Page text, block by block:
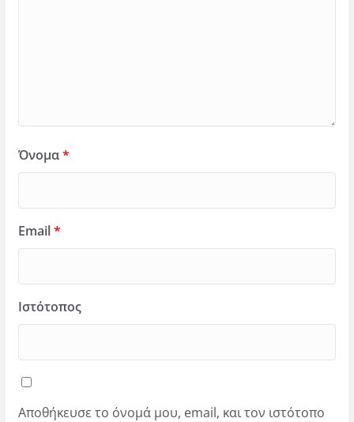
Όνομα*
Email*
Ιστότοπος
Αποθήκευσε το όνομά μου, email, και τον ιστότοπο